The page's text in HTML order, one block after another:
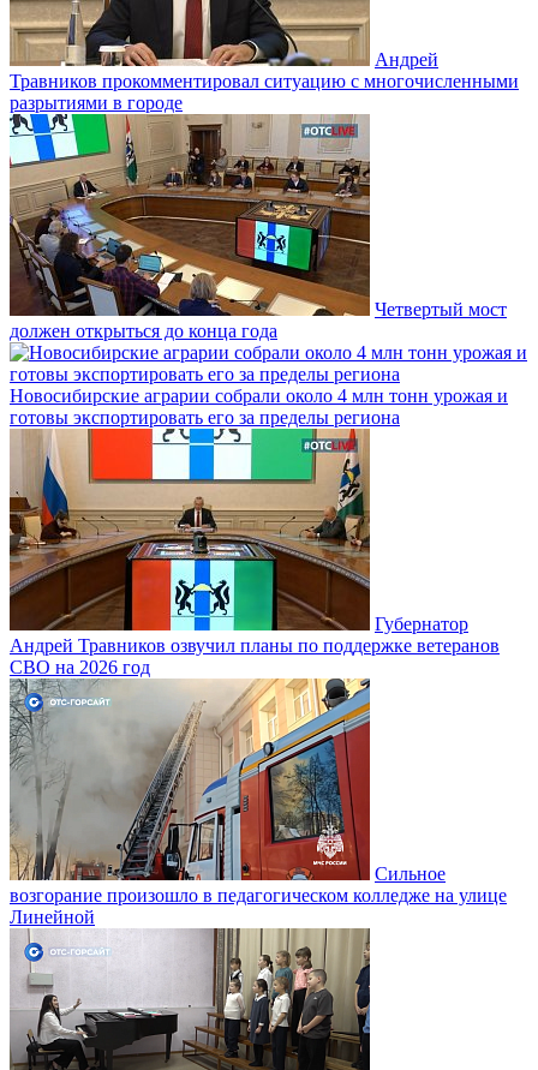
Андрей
Травников прокомментировал ситуацию с многочисленными
разрытиями в городе
Четвертый мост
должен открыться до конца года
Новосибирские аграрии собрали около 4 млн тонн урожая и
готовы экспортировать его за пределы региона
Губернатор
Андрей Травников озвучил планы по поддержке ветеранов
СВО на 2026 год
Сильное
возгорание произошло в педагогическом колледже на улице
Линейной